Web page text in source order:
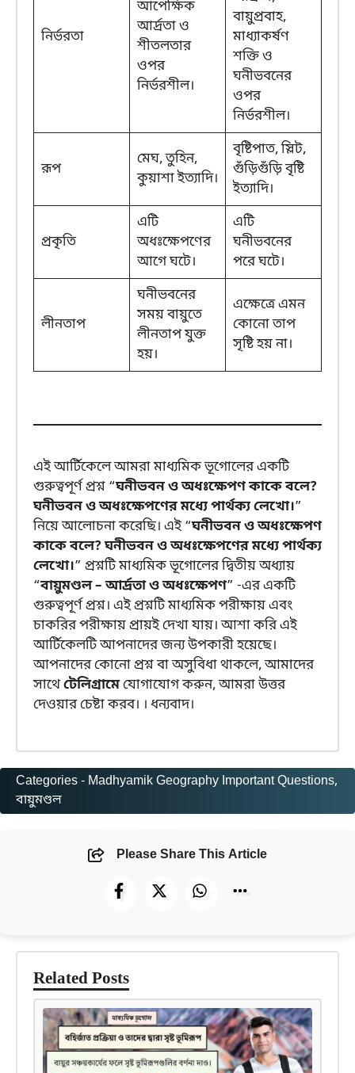
নির্ভরতা
আপেক্ষিক
আর্দ্রতা ও
শীতলতার
ওপর
নির্ভরশীল।
বায়ুপ্রবাহ,
মাধ্যাকর্ষণ
শক্তি ও
ঘনীভবনের
ওপর
নির্ভরশীল।
রূপ
মেঘ, তুহিন,
কুয়াশা ইত্যাদি।
বৃষ্টিপাত, স্লিট,
গুঁড়িগুঁড়ি বৃষ্টি
ইত্যাদি।
প্রকৃতি
এটি
অধঃক্ষেপণের
আগে ঘটে।
এটি
ঘনীভবনের
পরে ঘটে।
লীনতাপ
ঘনীভবনের
সময় বায়ুতে
লীনতাপ যুক্ত
হয়।
এক্ষেত্রে এমন
কোনো তাপ
সৃষ্টি হয় না।
এই আর্টিকেলে আমরা মাধ্যমিক ভূগোলের একটি
গুরুত্বপূর্ণ প্রশ্ন “ঘনীভবন ও অধঃক্ষেপণ কাকে বলে?
ঘনীভবন ও অধঃক্ষেপণের মধ্যে পার্থক্য লেখো।”
নিয়ে আলোচনা করেছি। এই “ঘনীভবন ও অধঃক্ষেপণ
কাকে বলে? ঘনীভবন ও অধঃক্ষেপণের মধ্যে পার্থক্য
লেখো।” প্রশ্নটি মাধ্যমিক ভূগোলের দ্বিতীয় অধ্যায়
“বায়ুমণ্ডল – আর্দ্রতা ও অধঃক্ষেপণ” -এর একটি
গুরুত্বপূর্ণ প্রশ্ন। এই প্রশ্নটি মাধ্যমিক পরীক্ষায় এবং
চাকরির পরীক্ষায় প্রায়ই দেখা যায়। আশা করি এই
আর্টিকেলটি আপনাদের জন্য উপকারী হয়েছে।
আপনাদের কোনো প্রশ্ন বা অসুবিধা থাকলে, আমাদের
সাথেটেলিগ্রামেযোগাযোগ করুন, আমরা উত্তর
দেওয়ার চেষ্টা করব। । ধন্যবাদ।
Categories - Madhyamik Geography Important Questions
বায়ুমণ্ডল
Please Share This Article
Related Posts